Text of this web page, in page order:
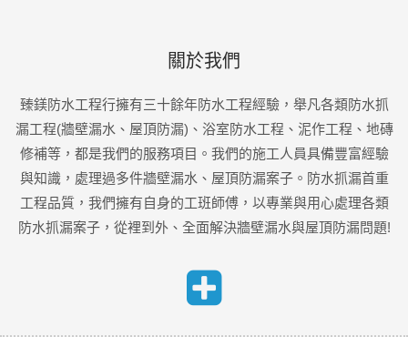
關於我們
臻鎂防水工程行擁有三十餘年防水工程經驗，舉凡各類防水抓
漏工程(牆壁漏水、屋頂防漏)、浴室防水工程、泥作工程、地磚
修補等，都是我們的服務項目。我們的施工人員具備豐富經驗
與知識，處理過多件牆壁漏水、屋頂防漏案子。防水抓漏首重
工程品質，我們擁有自身的工班師傅，以專業與用心處理各類
防水抓漏案子，從裡到外、全面解決牆壁漏水與屋頂防漏問題!